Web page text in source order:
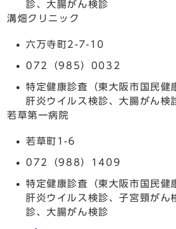
診、大腸がん検診
溝畑クリニック
六万寺町2-7-10
072（985）0032
特定健康診査（東大阪市国民健
肝炎ウイルス検診、大腸がん検
若草第一病院
若草町1-6
072（988）1409
特定健康診査（東大阪市国民健
肝炎ウイルス検診、子宮頸がん
診、大腸がん検診